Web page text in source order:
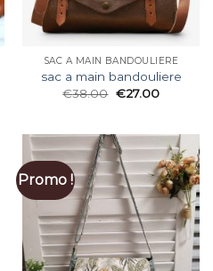
SAC A MAIN BANDOULIERE
sac a main bandouliere
€38.00 €27.00
Promo !